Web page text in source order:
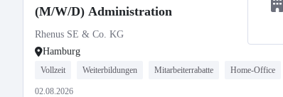
(M/W/D) Administration
Rhenus SE & Co. KG
Hamburg
Vollzeit Weiterbildungen Mitarbeiterrabatte Home-Office
02.08.2026